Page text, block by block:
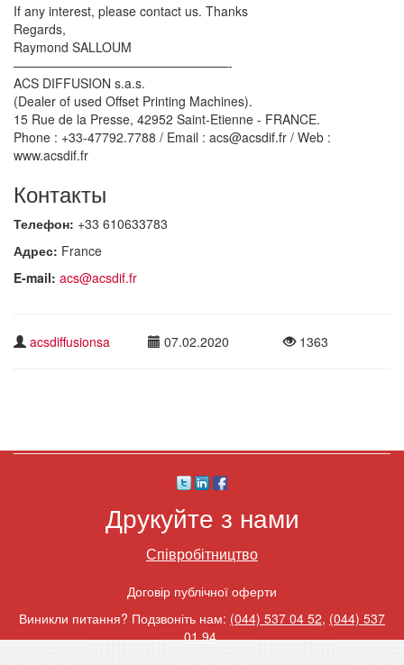
If any interest, please contact us. Thanks
Regards,
Raymond SALLOUM
—————————————————-
ACS DIFFUSION s.a.s.
(Dealer of used Offset Printing Machines).
15 Rue de la Presse, 42952 Saint-Etienne - FRANCE.
Phone : +33-47792.7788 / Email : acs@acsdif.fr / Web :
www.acsdif.fr
Контакты
Телефон: +33 610633783
Адрес: France
E-mail: acs@acsdif.fr
acsdiffusionsa 07.02.2020 1363
Друкуйте з нами
Співробітництво
Договір публічної оферти
Виникли питання? Подзвоніть нам: (044) 537 04 52, (044) 537
01 94.